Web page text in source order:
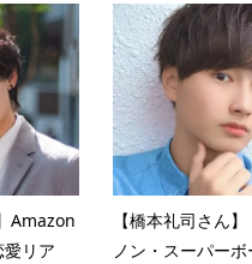
Amazon
リア
【橋本礼司さん
ノン・スーパーボ